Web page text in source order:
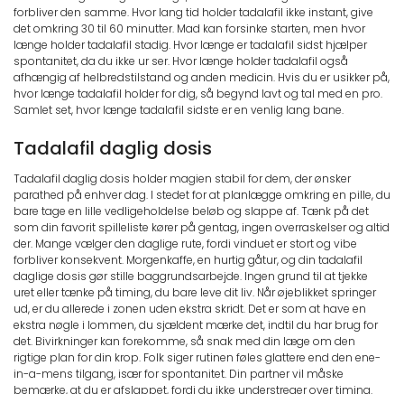
forbliver den samme. Hvor lang tid holder tadalafil ikke instant, give
det omkring 30 til 60 minutter. Mad kan forsinke starten, men hvor
længe holder tadalafil stadig. Hvor længe er tadalafil sidst hjælper
spontanitet, da du ikke ur ser. Hvor længe holder tadalafil også
afhængig af helbredstilstand og anden medicin. Hvis du er usikker på,
hvor længe tadalafil holder for dig, så begynd lavt og tal med en pro.
Samlet set, hvor længe tadalafil sidste er en venlig lang bane.
Tadalafil daglig dosis
Tadalafil daglig dosis holder magien stabil for dem, der ønsker
parathed på enhver dag. I stedet for at planlægge omkring en pille, du
bare tage en lille vedligeholdelse beløb og slappe af. Tænk på det
som din favorit spilleliste kører på gentag, ingen overraskelser og altid
der. Mange vælger den daglige rute, fordi vinduet er stort og vibe
forbliver konsekvent. Morgenkaffe, en hurtig gåtur, og din tadalafil
daglige dosis gør stille baggrundsarbejde. Ingen grund til at tjekke
uret eller tænke på timing, du bare leve dit liv. Når øjeblikket springer
ud, er du allerede i zonen uden ekstra skridt. Det er som at have en
ekstra nøgle i lommen, du sjældent mærke det, indtil du har brug for
det. Bivirkninger kan forekomme, så snak med din læge om den
rigtige plan for din krop. Folk siger rutinen føles glattere end den ene-
in-a-mens tilgang, især for spontanitet. Din partner vil måske
bemærke, at du er afslappet, fordi du ikke understreger over timing.